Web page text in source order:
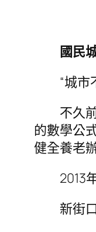
國民
“城市
不久
的數學公
健全養老
2013
新街